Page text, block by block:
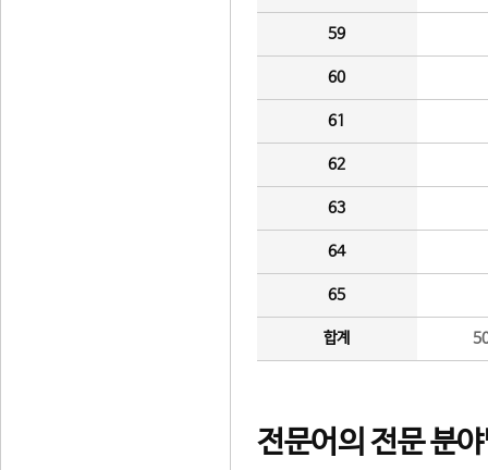
59
60
61
62
63
64
65
합계
전문어의 전문 분